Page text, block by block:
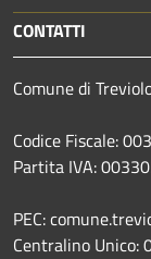
CONTATTI
Comune di
Codice Fiscale:
Partita IVA:
PEC:
Centralino Unico: